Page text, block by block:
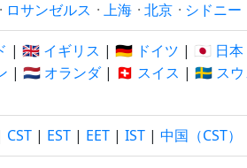
· ロサンゼルス · 上海 · 北京 · シドニー
| 🇬🇧 イギリス | 🇩🇪 ドイツ | 🇯🇵 日本
| 🇳🇱 オランダ| 🇨🇭 スイス | 🇸🇪 ス
CST | EST | EET | IST | 中国（CST）